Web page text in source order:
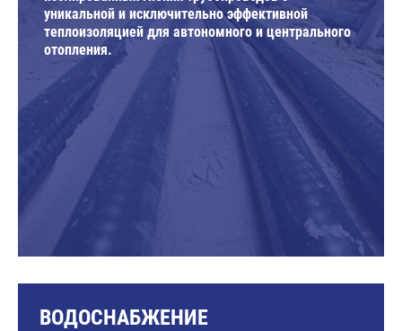
уникальной и исключительно эффективной
теплоизоляцией для автономного и центрального
отопления.
ВОДОСНАБЖЕНИЕ